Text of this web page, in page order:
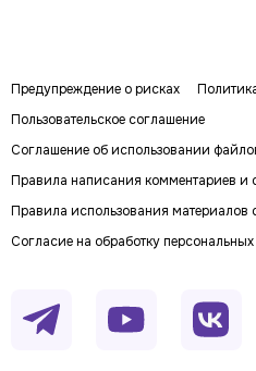
Предупреждение о рисках
Пользовательское соглашение
Соглашение об использовании
Правила написания комментариев и
Правила использования материалов
Согласие на обработку